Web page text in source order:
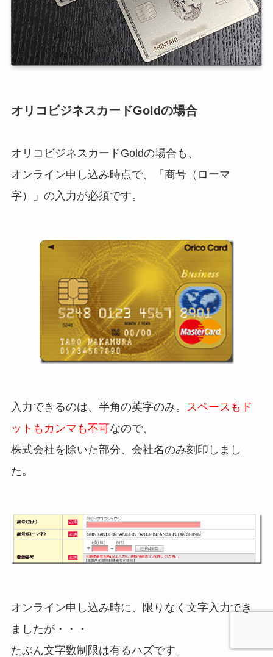
オリコビジネスカードGoldの場合
オリコビジネスカードGoldの場合も、
オンライン申し込み時点で、「商号（ローマ
字）」の入力が必須です。
入力できるのは、半角の英字のみ。
スペースもド
ットもカンマも不可なので、
株式会社を除いた部分、会社名のみ刻印しまし
た。
オンライン申し込み時に、限りなく文字入力でき
ましたが・・・
たぶん文字数制限は有るハズです。